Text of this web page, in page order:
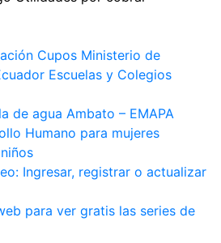
Cupos Ministerio de
Escuelas y Colegios
de agua Ambato – EMAPA
Humano para mujeres
Ingresar, registrar o actualizar
para ver gratis las series de